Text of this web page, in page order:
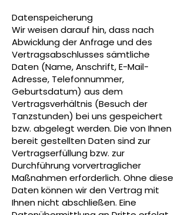
Datenspeicherung
Wir weisen darauf hin, dass nach
Abwicklung der Anfrage und des
Vertragsabschlusses sämtliche
Daten (Name, Anschrift, E-Mail-
Adresse, Telefonnummer,
Geburtsdatum) aus dem
Vertragsverhältnis (Besuch der
Tanzstunden) bei uns gespeichert
bzw. abgelegt werden. Die von Ihnen
bereit gestellten Daten sind zur
Vertragserfüllung bzw. zur
Durchführung vorvertraglicher
Maßnahmen erforderlich. Ohne diese
Daten können wir den Vertrag mit
Ihnen nicht abschließen. Eine